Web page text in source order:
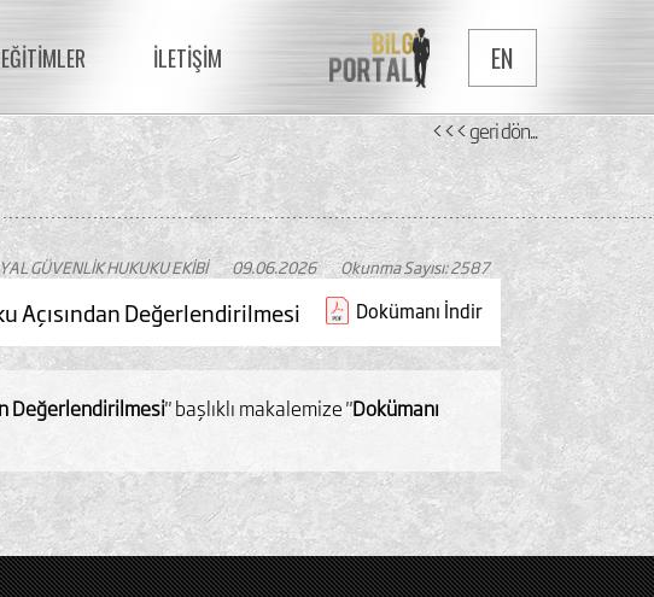
EĞİTİMLER İLETİŞİM EN
<<< geri dön...
Okunma Sayısı: 2587
09.06.2026
GÜVENLİK HUKUKU EKİBİ
Açısından Değerlendirilmesi Dokümanı İndir
Değerlendirilmesi" başlıklı makalemize "Dokümanı